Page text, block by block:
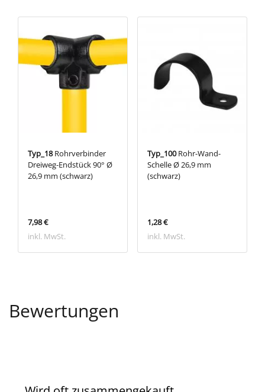
Typ_18Rohrverbinder
Dreiweg-Endstück 90° Ø
26,9 mm (schwarz)
7,98 €
inkl. MwSt.
Typ_100Rohr-Wand-
Schelle Ø 26,9 mm
(schwarz)
1,28 €
inkl. MwSt.
Bewertungen